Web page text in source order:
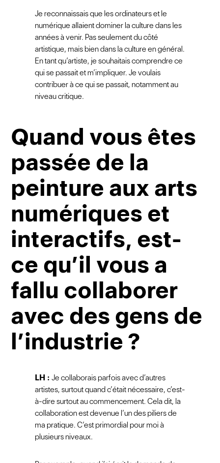
Je reconnaissais que les ordinateurs et le
numérique allaient dominer la culture dans les
années à venir. Pas seulement du côté
artistique, mais bien dans la culture en général.
En tant qu’artiste, je souhaitais comprendre ce
qui se passait et m’impliquer. Je voulais
contribuer à ce qui se passait, notamment au
niveau critique.
Quand vous êtes
passée de la
peinture aux arts
numériques et
interactifs, est-
ce qu’il vous a
fallu collaborer
avec des gens de
l’industrie ?
LH : Je collaborais parfois avec d’autres
artistes, surtout quand c’était nécessaire, c’est-
à-dire surtout au commencement. Cela dit, la
collaboration est devenue l’un des piliers de
ma pratique. C’est primordial pour moi à
plusieurs niveaux.